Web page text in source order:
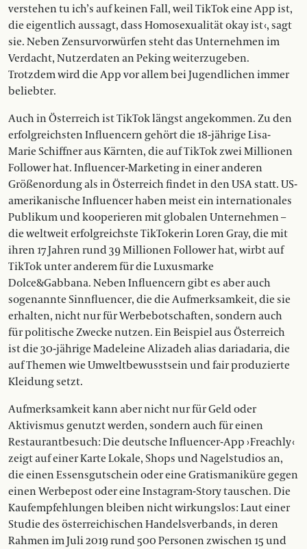
verstehen tu ich’s auf keinen Fall, weil TikTok eine App ist,
die eigentlich aussagt, dass Homosexualität okay ist ‹, sagt
sie. Neben Zensurvorwürfen steht das Unter­nehmen im
Verdacht, Nutzerdaten an Peking weiter­zugeben.
Trotzdem wird die App vor allem bei Jugendlichen immer
beliebter.
Auch in Österreich ist TikTok längst angekommen. Zu den
erfolgreichsten Influencern gehört die 18-jährige Lisa-
Marie Schiffner aus Kärnten, die auf TikTok zwei Millionen
Follower hat. Influencer-Marketing in einer anderen
Größenordung als in Österreich findet in den USA statt. US-
amerikanische Influencer haben meist ein internationales
Publikum und kooperieren mit globalen Unternehmen –
die weltweit erfolgreichste TikTokerin Loren Gray, die mit
ihren 17 Jahren rund 39 Millionen Follower hat, wirbt auf
TikTok unter anderem für die Luxusmarke
Dolce&Gabbana. Neben Influencern gibt es aber auch
sogenannte Sinnfluencer, die die Aufmerksamkeit, die sie
erhalten, nicht nur für Werbebotschaften, sondern auch
für politische Zwecke nutzen. Ein Beispiel aus Österreich
ist die 30-jährige Madeleine Alizadeh alias dariadaria, die
auf Themen wie Umweltbewusstsein und fair produzierte
Kleidung setzt.
Aufmerksamkeit kann aber nicht nur für Geld oder
Aktivismus genutzt werden, sondern auch für einen
Restaurantbesuch: Die deutsche Influencer-App › Freachly ‹
zeigt auf einer Karte Lokale, Shops und Nagelstudios an,
die einen Essensgutschein oder eine Gratismaniküre gegen
einen Werbepost oder eine Insta­gram-Story tauschen. Die
Kaufempfehlungen bleiben nicht wirkungslos: Laut einer
Studie des österreichischen Handelsverbands, in deren
Rahmen im Juli 2019 rund 500 Personen zwischen 15 und